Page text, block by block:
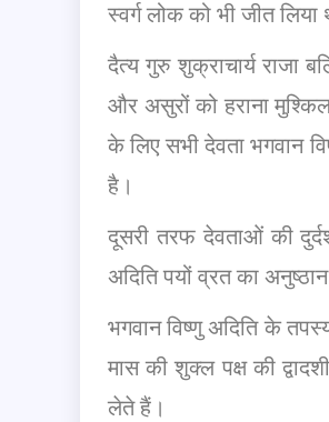
स्वर्ग लोक को भी जीत
दैत्य गुरु शुक्राचार्य राजा
और असुरों को हराना
के लिए सभी देवता भगवान
है।
दूसरी तरफ देवताओं की
अदिति पयों व्रत का
भगवान विष्णु अदिति के
मास की शुक्ल पक्ष की
लेते हैं।